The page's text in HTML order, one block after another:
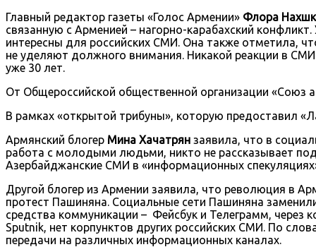
Главный редактор газеты «Голос Армении» Флора
связанную с Арменией – нагорно-карабахский
интересны для российских СМИ. Она также отметила,
не уделяют должного внимания. Никакой реакции в
уже 30 лет.
От Общероссийской общественной организации «Союз
В рамках «открытой трибуны», которую предоставил
Армянский блогер Мина Хачатрян заявила, что в
работа с молодыми людьми, никто не рассказывает
Азербайджанские СМИ в «информационных
Другой блогер из Армении заявила, что революция в
протест Пашиняна. Социальные сети Пашиняна
средства коммуникации – Фейсбук и Телеграмм,
Sputnik, нет корпунктов других российских СМИ. По
передачи на различных информационных каналах.